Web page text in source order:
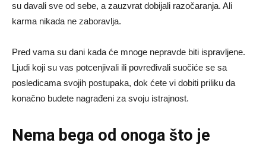
su davali sve od sebe, a zauzvrat dobijali razočaranja. Ali
karma nikada ne zaboravlja.
Pred vama su dani kada će mnoge nepravde biti ispravljene.
Ljudi koji su vas potcenjivali ili povređivali suočiće se sa
posledicama svojih postupaka, dok ćete vi dobiti priliku da
konačno budete nagrađeni za svoju istrajnost.
Nema bega od onoga što je